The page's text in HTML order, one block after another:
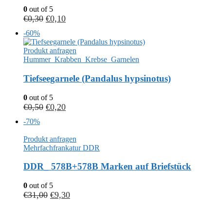
0 out of 5
€0,30 €0,10
-60%
Produkt anfragen
Hummer_Krabben_Krebse_Garnelen
Tiefseegarnele (Pandalus hypsinotus)
0 out of 5
€0,50 €0,20
-70%
Produkt anfragen
Mehrfachfrankatur DDR
DDR_ 578B+578B Marken auf Briefstück
0 out of 5
€31,00 €9,30